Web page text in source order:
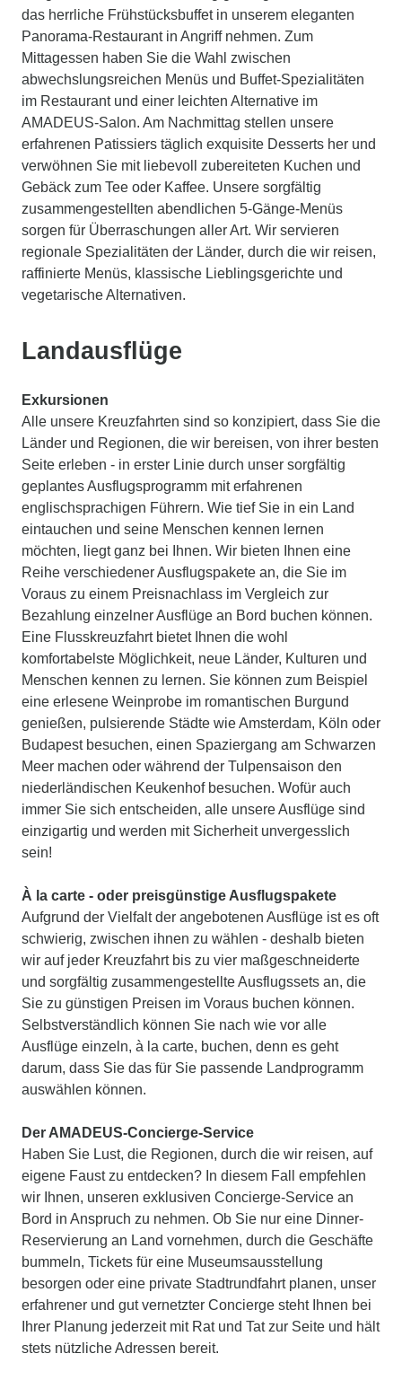
das herrliche Frühstücksbuffet in unserem eleganten
Panorama-Restaurant in Angriff nehmen. Zum
Mittagessen haben Sie die Wahl zwischen
abwechslungsreichen Menüs und Buffet-Spezialitäten
im Restaurant und einer leichten Alternative im
AMADEUS-Salon. Am Nachmittag stellen unsere
erfahrenen Patissiers täglich exquisite Desserts her und
verwöhnen Sie mit liebevoll zubereiteten Kuchen und
Gebäck zum Tee oder Kaffee. Unsere sorgfältig
zusammengestellten abendlichen 5-Gänge-Menüs
sorgen für Überraschungen aller Art. Wir servieren
regionale Spezialitäten der Länder, durch die wir reisen,
raffinierte Menüs, klassische Lieblingsgerichte und
vegetarische Alternativen.
Landausflüge
Exkursionen
Alle unsere Kreuzfahrten sind so konzipiert, dass Sie die
Länder und Regionen, die wir bereisen, von ihrer besten
Seite erleben - in erster Linie durch unser sorgfältig
geplantes Ausflugsprogramm mit erfahrenen
englischsprachigen Führern. Wie tief Sie in ein Land
eintauchen und seine Menschen kennen lernen
möchten, liegt ganz bei Ihnen. Wir bieten Ihnen eine
Reihe verschiedener Ausflugspakete an, die Sie im
Voraus zu einem Preisnachlass im Vergleich zur
Bezahlung einzelner Ausflüge an Bord buchen können.
Eine Flusskreuzfahrt bietet Ihnen die wohl
komfortabelste Möglichkeit, neue Länder, Kulturen und
Menschen kennen zu lernen. Sie können zum Beispiel
eine erlesene Weinprobe im romantischen Burgund
genießen, pulsierende Städte wie Amsterdam, Köln oder
Budapest besuchen, einen Spaziergang am Schwarzen
Meer machen oder während der Tulpensaison den
niederländischen Keukenhof besuchen. Wofür auch
immer Sie sich entscheiden, alle unsere Ausflüge sind
einzigartig und werden mit Sicherheit unvergesslich
sein!
À la carte - oder preisgünstige Ausflugspakete
Aufgrund der Vielfalt der angebotenen Ausflüge ist es oft
schwierig, zwischen ihnen zu wählen - deshalb bieten
wir auf jeder Kreuzfahrt bis zu vier maßgeschneiderte
und sorgfältig zusammengestellte Ausflugssets an, die
Sie zu günstigen Preisen im Voraus buchen können.
Selbstverständlich können Sie nach wie vor alle
Ausflüge einzeln, à la carte, buchen, denn es geht
darum, dass Sie das für Sie passende Landprogramm
auswählen können.
Der AMADEUS-Concierge-Service
Haben Sie Lust, die Regionen, durch die wir reisen, auf
eigene Faust zu entdecken? In diesem Fall empfehlen
wir Ihnen, unseren exklusiven Concierge-Service an
Bord in Anspruch zu nehmen. Ob Sie nur eine Dinner-
Reservierung an Land vornehmen, durch die Geschäfte
bummeln, Tickets für eine Museumsausstellung
besorgen oder eine private Stadtrundfahrt planen, unser
erfahrener und gut vernetzter Concierge steht Ihnen bei
Ihrer Planung jederzeit mit Rat und Tat zur Seite und hält
stets nützliche Adressen bereit.